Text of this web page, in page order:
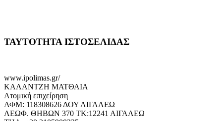
ΤΑΥΤΟΤΗΤΑ ΙΣΤΟΣΕΛΙΔΑΣ
www.ipolimas.gr/
ΚΑΛΑΝΤΖΗ ΜΑΤΘΑΙΑ
Ατομική επιχείρηση
ΑΦΜ: 118308626 ΔΟΥ ΑΙΓΑΛΕΩ
ΛΕΩΦ. ΘΗΒΩΝ 370 ΤΚ:12241 ΑΙΓΑΛΕΩ